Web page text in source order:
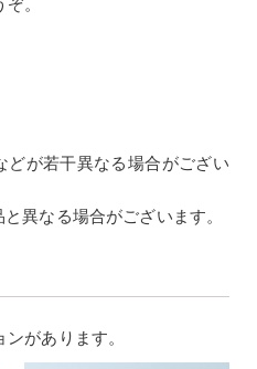
。
が若干異なる場合がござい
異なる場合がございます。
があります。